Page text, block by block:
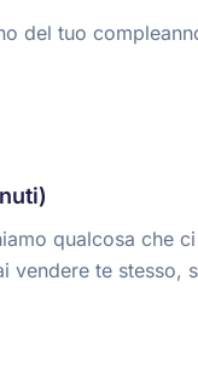
del tuo
qualcosa che
vendere te stesso,